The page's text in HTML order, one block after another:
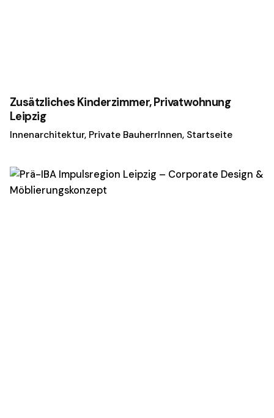
Zusätzliches Kinderzimmer, Privatwohnung
Leipzig
Innenarchitektur Private BauherrInnen Startseite